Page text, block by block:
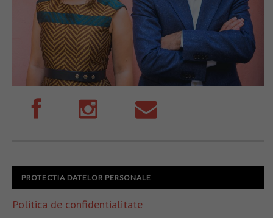
PROTECTIA DATELOR PERSONALE
Politica de confidentialitate